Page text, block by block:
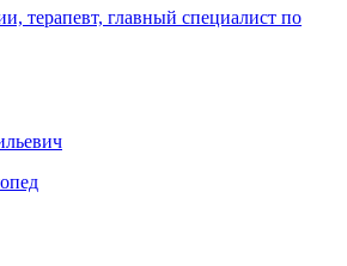
терапевт, главный специалист по